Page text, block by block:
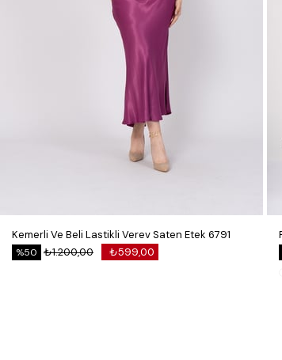
Kemerli Ve Beli Lastikli Verev Saten Etek 6791
₺599,00
₺1.200,00
%50